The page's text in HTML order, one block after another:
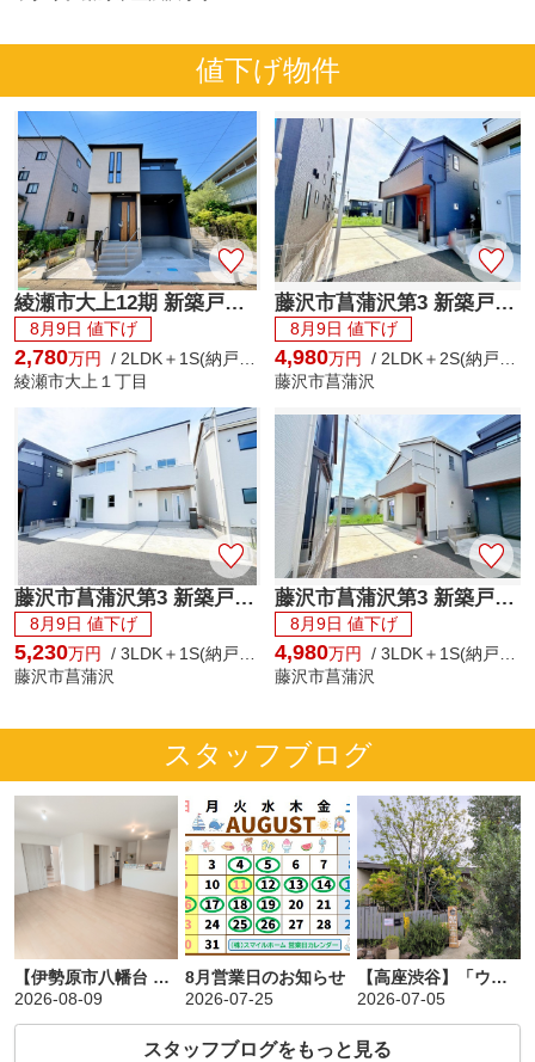
値下げ物件
綾瀬市大上12期 新築戸建 全2棟
8月9日 値下げ
2,780万円
/ 2LDK＋1S(納戸) / 92.33㎡
綾瀬市大上１丁目
藤沢市菖蒲沢第3 新築戸建 全6棟
8月9日 値下げ
4,980万円
/ 2LDK＋2S(納戸) / 105.16㎡
藤沢市菖蒲沢
藤沢市菖蒲沢第3 新築戸建 全6棟
8月9日 値下げ
5,230万円
/ 3LDK＋1S(納戸) / 105.98㎡
藤沢市菖蒲沢
藤沢市菖蒲沢第3 新築戸建 全6棟
8月9日 値下げ
4,980万円
/ 3LDK＋1S(納戸) / 105.58㎡
藤沢市菖蒲沢
スタッフブログ
【伊勢原市八幡台 新築戸建】完成済み！19.5帖LDK＆大型収納が魅力の4SLDK
2026-08-09
8月営業日のお知らせ
2026-07-25
【高座渋谷】「ウメカフェ」でランチしてきました♪
2026-07-05
スタッフブログをもっと見る